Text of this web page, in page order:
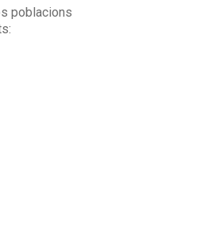
poblacions